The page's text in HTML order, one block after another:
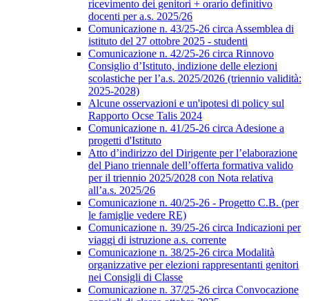
ricevimento dei genitori + orario definitivo
docenti per a.s. 2025/26
Comunicazione n. 43/25-26 circa Assemblea di
istituto del 27 ottobre 2025 - studenti
Comunicazione n. 42/25-26 circa Rinnovo
Consiglio d’Istituto, indizione delle elezioni
scolastiche per l’a.s. 2025/2026 (triennio validità:
2025-2028)
Alcune osservazioni e un'ipotesi di policy sul
Rapporto Ocse Talis 2024
Comunicazione n. 41/25-26 circa Adesione a
progetti d'Istituto
Atto d’indirizzo del Dirigente per l’elaborazione
del Piano triennale dell’offerta formativa valido
per il triennio 2025/2028 con Nota relativa
all’a.s. 2025/26
Comunicazione n. 40/25-26 - Progetto C.B. (per
le famiglie vedere RE)
Comunicazione n. 39/25-26 circa Indicazioni per
viaggi di istruzione a.s. corrente
Comunicazione n. 38/25-26 circa Modalità
organizzative per elezioni rappresentanti genitori
nei Consigli di Classe
Comunicazione n. 37/25-26 circa Convocazione